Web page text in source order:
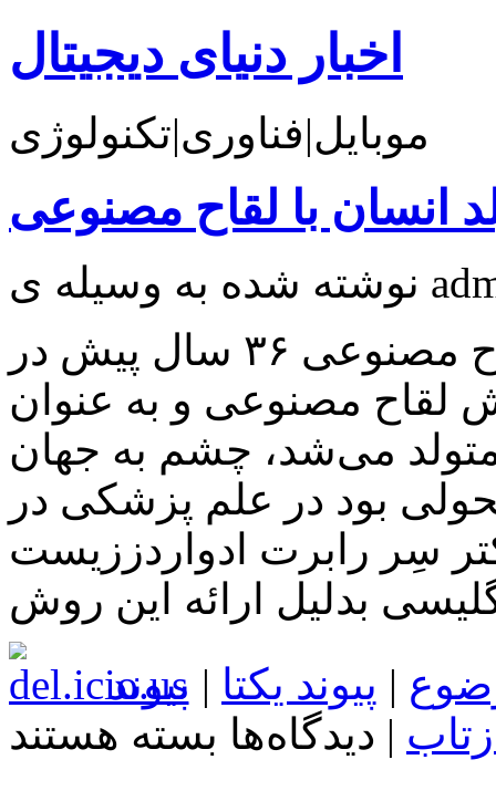
اخبار دنیای دیجیتال
موبایل|فناوری|تکنولوژی
انسان با لقاح مصنوعی
تولد اولین انسان از روش لقاح مصنوعی ۳۶ سال پیش در
لقاح مصنوعی و به عنوان
می‌شد، چشم به جهان
بود در علم پزشکی در
سِر رابرت ادواردززیست
| پیوند یکتا | پیوند
| دیدگاه‌هابرای
تولد
بسته هستند